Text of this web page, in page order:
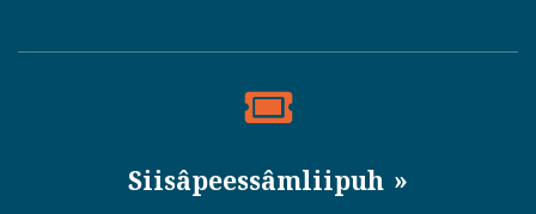
Siisâpeessâmliipuh